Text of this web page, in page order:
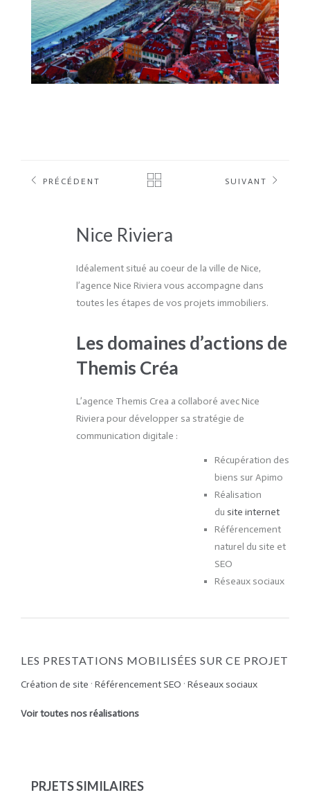
PRÉCÉDENT SUIVANT
Nice Riviera
Idéalement situé au coeur de la ville de Nice,
l’agence Nice Riviera vous accompagne dans
toutes les étapes de vos projets immobiliers.
Les domaines d’actions de
Themis Créa
L’agence Themis Crea a collaboré avec Nice
Riviera pour développer sa stratégie de
communication digitale :
Récupération des
biens sur Apimo
Réalisation
du site internet
Référencement
naturel du site et
SEO
Réseaux sociaux
LES PRESTATIONS MOBILISÉES SUR CE PROJET
Création de site · Référencement SEO · Réseaux sociaux
Voir toutes nos réalisations
PRJETS SIMILAIRES